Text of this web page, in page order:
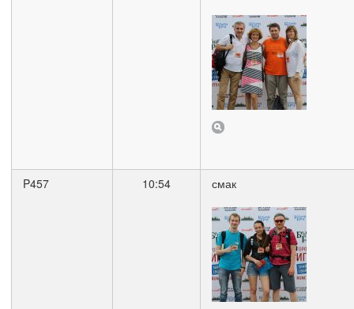
P457 10:54 смак